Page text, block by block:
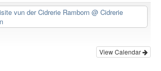
vun der Cidrerie Ramborn @ Cidrerie
View Calendar